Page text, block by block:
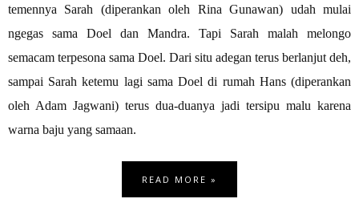
temennya Sarah (diperankan oleh Rina Gunawan) udah mulai
ngegas sama Doel dan Mandra. Tapi Sarah malah melongo
semacam terpesona sama Doel. Dari situ adegan terus berlanjut deh,
sampai Sarah ketemu lagi sama Doel di rumah Hans (diperankan
oleh Adam Jagwani) terus dua-duanya jadi tersipu malu karena
warna baju yang samaan.
READ MORE »